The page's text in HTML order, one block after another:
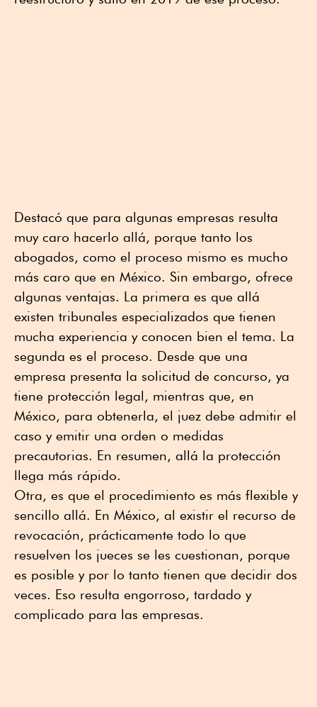
Destacó que para algunas empresas resulta
muy caro hacerlo allá, porque tanto los
abogados, como el proceso mismo es mucho
más caro que en México. Sin embargo, ofrece
algunas ventajas. La primera es que allá
existen tribunales especializados que tienen
mucha experiencia y conocen bien el tema. La
segunda es el proceso. Desde que una
empresa presenta la solicitud de concurso, ya
tiene protección legal, mientras que, en
México, para obtenerla, el juez debe admitir el
caso y emitir una orden o medidas
precautorias. En resumen, allá la protección
llega más rápido.
Otra, es que el procedimiento es más flexible y
sencillo allá. En México, al existir el recurso de
revocación, prácticamente todo lo que
resuelven los jueces se les cuestionan, porque
es posible y por lo tanto tienen que decidir dos
veces. Eso resulta engorroso, tardado y
complicado para las empresas.